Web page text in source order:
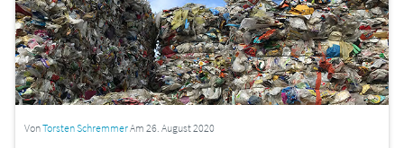
VonTorsten SchremmerAm 26. August 2020